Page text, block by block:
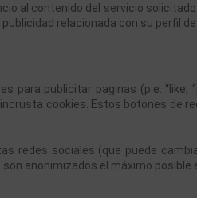
al contenido del servicio
relacionada con su perfil de
para publicitar paginas (p.e.
cookies. Estos botones de
redes sociales (que puede
anonimizados el máximo